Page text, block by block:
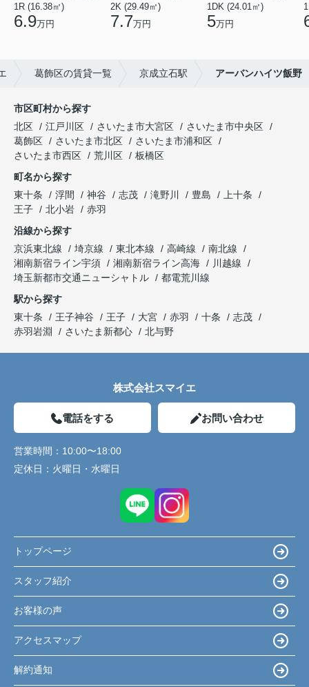
1R (16.38㎡)
6.9万円
2K (29.49㎡)
7.7万円
1DK (24.01㎡)
5万円
葛飾区の賃貸一覧 京成立石駅 アーバンハイツ飯野
市区町村から探す
北区
江戸川区 さいたま市大宮区
さいたま市中央区
葛飾区
さいたま市北区
さいたま市浦和区
さいたま市西区
荒川区
板橋区
町名から探す
東十条
浮間 神谷 志茂 滝野川 豊島
上十条
王子
北小岩
赤羽
沿線から探す
京浜東北線
埼京線 東北本線 高崎線
南北線
湘南新宿ライン宇須
湘南新宿ライン高海
川越線
埼玉新都市交通ニューシャトル
都電荒川線
駅から探す
東十条
王子神谷 王子 大宮 赤羽 十条
志茂
赤羽岩淵
さいたま新都心 北与野
株式会社スマイエ
電話をする お問い合わせ
営業時間： 10:00〜18:00
定休日： 火曜日・水曜日
トップページ
スタッフ紹介
お客様の声
アクセスマップ
解約通知